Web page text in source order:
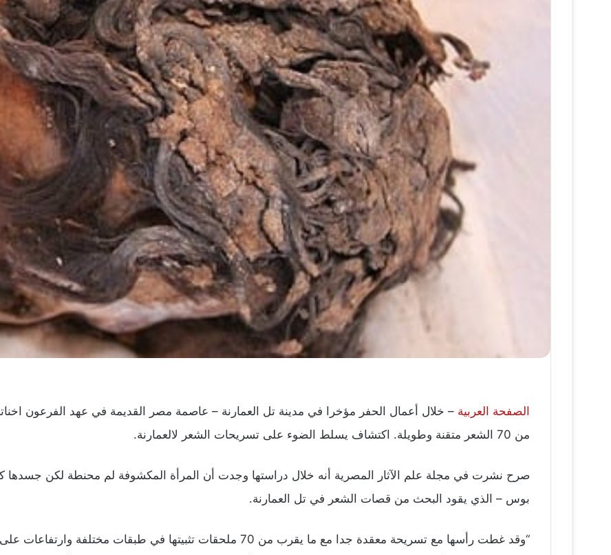
الصفحة العربية – خلال أعمال الحفر مؤخرا في مدينة تل العمارنة – عاصمة مصر القديمة في عهد الفرعون
من 70 الشعر متقنة وطويلة. اكتشاف يسلط الضوء على تسريحات الشعر لالعمارنة.
صرح نشرت في مجلة علم الآثار المصرية أنه خلال دراستها وجدت أن المرأة المكشوفة لم محنطة لكن جسدها
بوس – الذي يقود البحث من قصات الشعر في تل العمارنة.
“وقد غطت رأسها مع تسريحة معقدة جدا مع ما يقرب من 70 ملحقات تثبيتها